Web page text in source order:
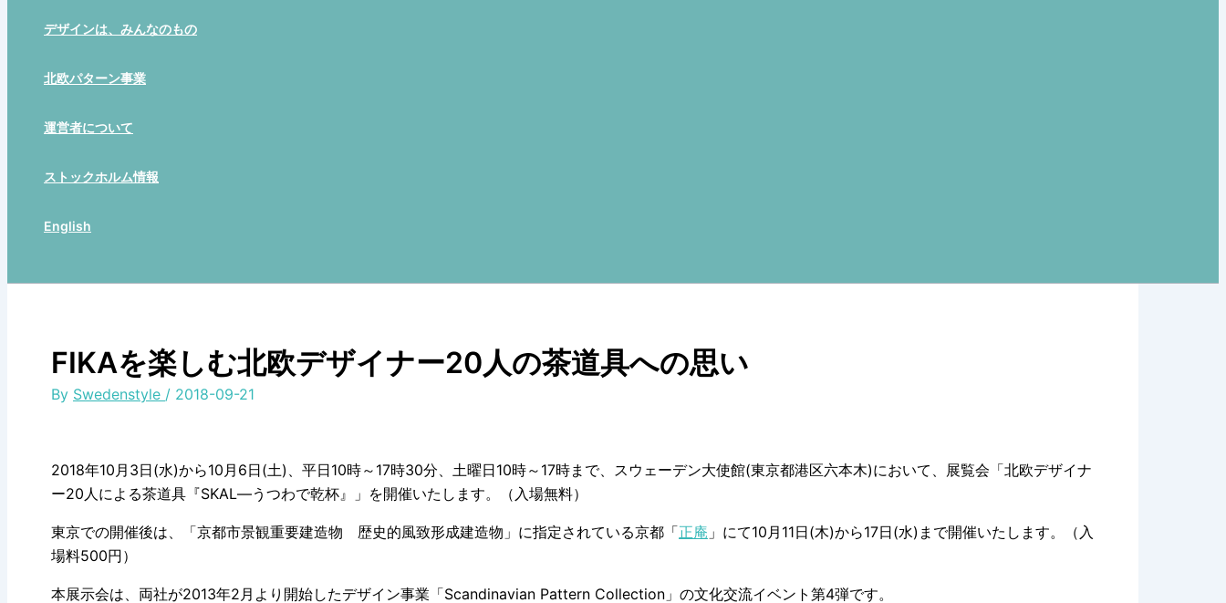
デザインは、みんなのもの
北欧パターン事業
運営者について
ストックホルム情報
English
FIKAを楽しむ北欧デザイナー20人の茶道具への思い
By Swedenstyle / 2018-09-21
2018年10月3日(水)から10月6日(土)、平日10時～17時30分、土曜日10時～17時まで、スウェーデン大使館(東京都港区六本木)において、展覧会「北欧デザイナ
ー20人による茶道具『SKAL―うつわで乾杯』」を開催いたします。（入場無料）
東京での開催後は、「京都市景観重要建造物 歴史的風致形成建造物」に指定されている京都「正庵 」にて10月11日(木)から17日(水)まで開催いたします。（入
場料500円）
本展示会は、両社が2013年2月より開始したデザイン事業「Scandinavian Pattern Collection」の文化交流イベント第4弾です。